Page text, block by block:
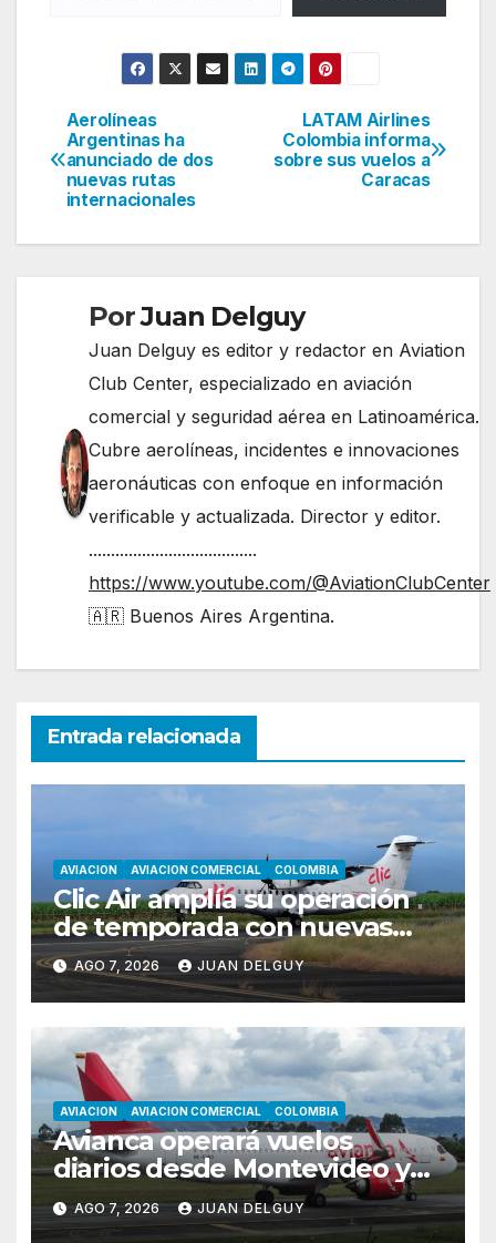
Navegación
de
LATAM Airlines
Colombia informa
sobre sus vuelos a
Caracas
Aerolíneas
Argentinas ha
anunciado de dos
nuevas rutas
internacionales
PorJuan Delguy
Juan Delguy es editor y redactor en Aviation
Club Center, especializado en aviación
comercial y seguridad aérea en Latinoamérica.
Cubre aerolíneas, incidentes e innovaciones
aeronáuticas con enfoque en información
verificable y actualizada. Director y editor.
......................................
https://www.youtube.com/@AviationClubCenter
🇦🇷 Buenos Aires Argentina.
Entrada relacionada
AVIACION AVIACION COMERCIAL COLOMBIA
Clic Air amplía su operación
de temporada con nuevas
rutas hacia Cartagena y Tolú
AGO 7, 2026 JUAN DELGUY
AVIACION AVIACION COMERCIAL COLOMBIA
Avianca operará vuelos
diarios desde Montevideo y
Asunción hacia Bogotá
AGO 7, 2026 JUAN DELGUY